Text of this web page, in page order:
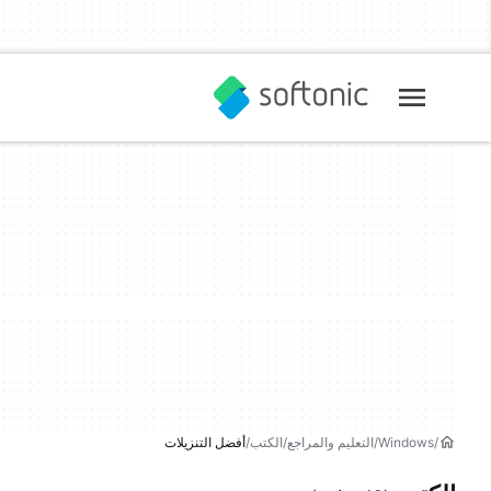
Windows التعليم والمراجع الكتب أفضل التنزيلات